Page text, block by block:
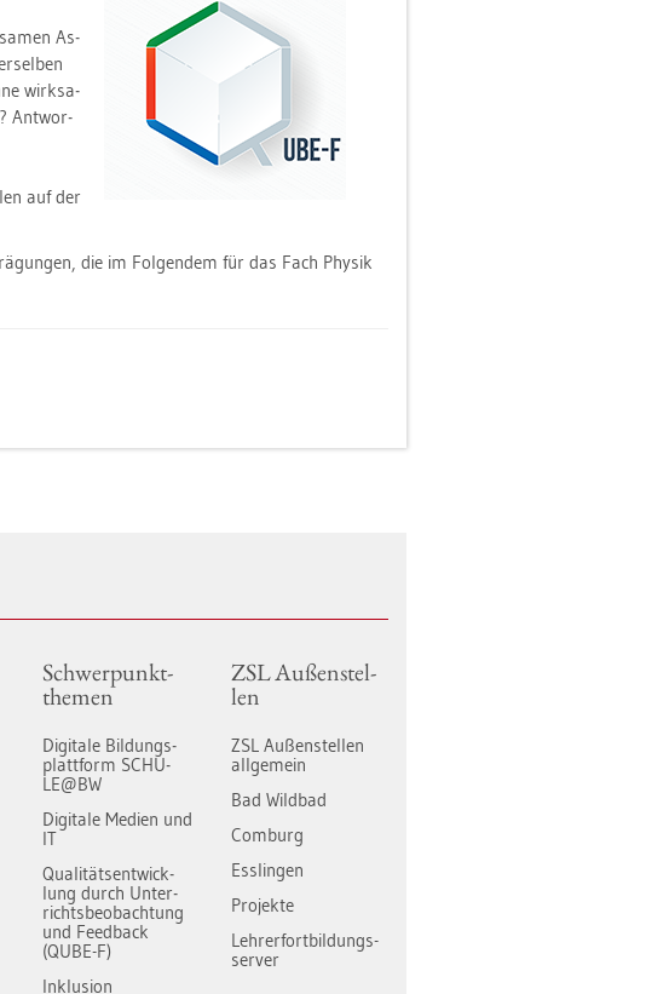
As­
wirk­sa­
Ant­wor­
auf der
die im Fol­gen­dem für das Fach Phy­sik
Schwer­punkt­
the­men
Di­gi­ta­le Bil­dungs­
platt­form SCHU­
LE@BW
Di­gi­ta­le Me­di­en und
IT
Qua­li­täts­ent­wick­
lung durch Un­ter­
richts­be­ob­ach­tung
und Feed­back
(QUBE-F)
In­klu­si­on
ZSL Au­ßen­stel­
len
ZSL Au­ßen­stel­len
all­ge­mein
Bad Wild­bad
Com­burg
Ess­lin­gen
Pro­jek­te
Leh­rer­fort­bil­dungs-
ser­ver